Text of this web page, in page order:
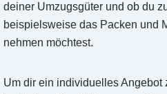
deiner Umzugsgüter und ob du
beispielsweise das Packen und
nehmen möchtest.
Um dir ein individuelles Angebot